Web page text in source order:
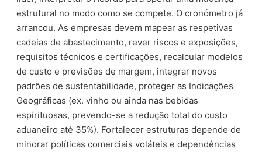
estrutural no modo como se compete. O cronómetro já
arrancou. As empresas devem mapear as respetivas
cadeias de abastecimento, rever riscos e exposições,
requisitos técnicos e certificações, recalcular modelos
de custo e previsões de margem, integrar novos
padrões de sustentabilidade, proteger as Indicações
Geográficas (ex. vinho ou ainda nas bebidas
espirituosas, prevendo-se a redução total do custo
aduaneiro até 35%). Fortalecer estruturas depende de
minorar políticas comerciais voláteis e dependências